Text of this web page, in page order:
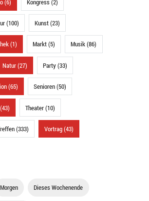
(6) Kongress (2)
(100) Kunst (23)
(1) Markt (5) Musik (86)
Natur (27) Party (33)
(65) Senioren (50)
Theater (10)
(333) Vortrag (43)
Morgen Dieses Wochenende